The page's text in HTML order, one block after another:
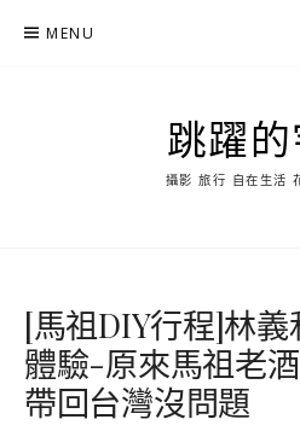
MENU
跳躍的
攝影 旅行 自在生活
[馬祖DIY行程]林
體驗-原來馬祖老
帶回台灣沒問題